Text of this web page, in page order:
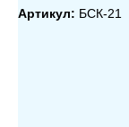
Артикул: БСК-21